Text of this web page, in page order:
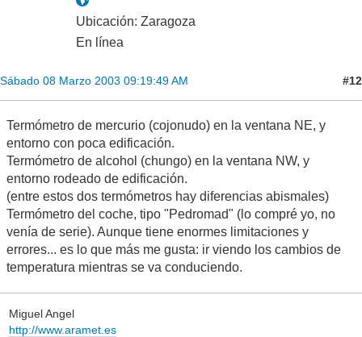
Ubicación: Zaragoza
En línea
Sábado 08 Marzo 2003 09:19:49 AM #12
Termómetro de mercurio (cojonudo) en la ventana NE, y
entorno con poca edificación.
Termómetro de alcohol (chungo) en la ventana NW, y
entorno rodeado de edificación.
(entre estos dos termómetros hay diferencias abismales)
Termómetro del coche, tipo "Pedromad" (lo compré yo, no
venía de serie). Aunque tiene enormes limitaciones y
errores... es lo que más me gusta: ir viendo los cambios de
temperatura mientras se va conduciendo.
Miguel Angel
http://www.aramet.es